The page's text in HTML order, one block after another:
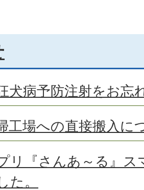
犬病予防注射をお忘
工場への直接搬入に
リ『さんあ～る』ス
た。